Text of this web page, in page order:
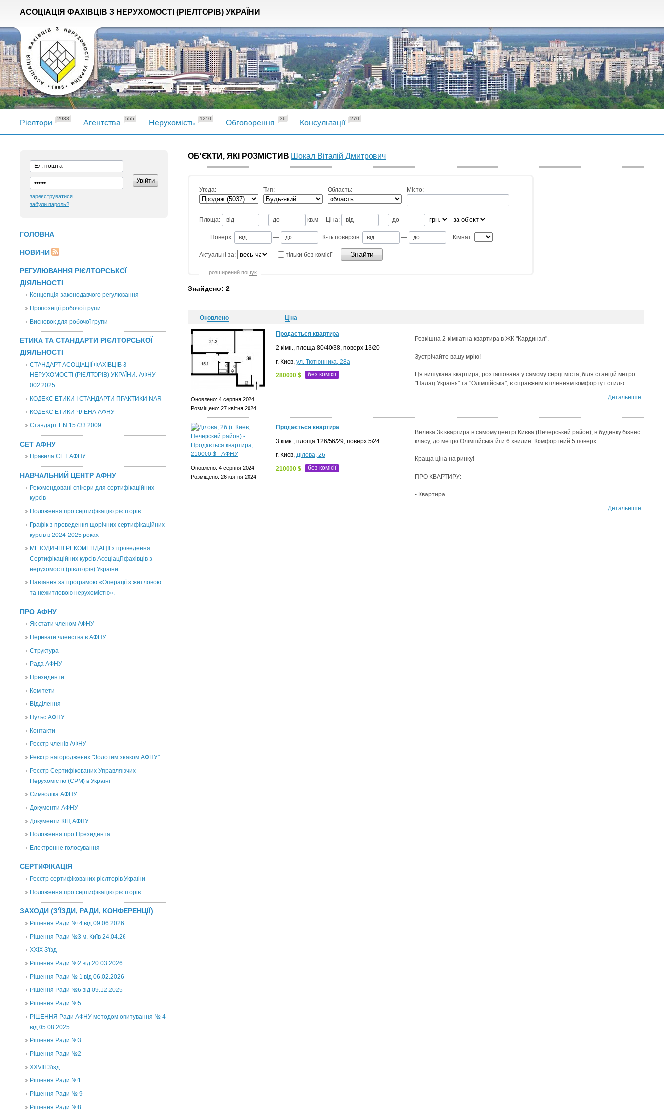
АСОЦІАЦІЯ ФАХІВЦІВ З НЕРУХОМОСТІ (РІЕЛТОРІВ) УКРАЇНИ
Ріелтори
2933
Агентства
555
Нерухомість
1210
Обговорення
36
Консультації
270
зареєструватися
забули пароль?
ГОЛОВНА
НОВИНИ
РЕГУЛЮВАННЯ РІЄЛТОРСЬКОЇ
ДІЯЛЬНОСТІ
Концепція законодавчого регулювання
Пропозиції робочої групи
Висновок для робочої групи
ЕТИКА ТА СТАНДАРТИ РІЄЛТОРСЬКОЇ
ДІЯЛЬНОСТІ
СТАНДАРТ АСОЦІАЦІЇ ФАХІВЦІВ З
НЕРУХОМОСТІ (РІЄЛТОРІВ) УКРАЇНИ. АФНУ
002:2025
КОДЕКС ЕТИКИ І СТАНДАРТИ ПРАКТИКИ NAR
КОДЕКС ЕТИКИ ЧЛЕНА АФНУ
Стандарт EN 15733:2009
СЕТ АФНУ
Правила СЕТ АФНУ
НАВЧАЛЬНИЙ ЦЕНТР АФНУ
Рекомендовані спікери для сертифікаційних
курсів
Положення про сертифікацію рієлторів
Графік з проведення щорічних сертифікаційних
курсів в 2024-2025 роках
МЕТОДИЧНІ РЕКОМЕНДАЦІЇ з проведення
Сертифікаційних курсів Асоціації фахівців з
нерухомості (рієлторів) України
Навчання за програмою «Операції з житловою
та нежитловою нерухомістю».
ПРО АФНУ
Як стати членом АФНУ
Переваги членства в АФНУ
Структура
Рада АФНУ
Президенти
Комітети
Відділення
Пульс АФНУ
Контакти
Реєстр членів АФНУ
Реєстр нагороджених "Золотим знаком АФНУ"
Реєстр Сертифікованих Управляючих
Нерухомістю (CPM) в Україні
Символіка АФНУ
Документи АФНУ
Документи КІЦ АФНУ
Положення про Президента
Електронне голосування
СЕРТИФІКАЦІЯ
Реєстр сертифікованих рієлторів України
Положення про сертифікацію рієлторів
ЗАХОДИ (З'ЇЗДИ, РАДИ, КОНФЕРЕНЦІЇ)
Рішення Ради № 4 від 09.06.2026
Рішення Ради №3 м. Київ 24.04.26
XXІХ З'їзд
Рішення Ради №2 від 20.03.2026
Рішення Ради № 1 від 06.02.2026
Рішення Ради №6 від 09.12.2025
Рішення Ради №5
РІШЕННЯ Ради АФНУ методом опитування № 4
від 05.08.2025
Рішення Ради №3
Рішення Ради №2
XXVIII З'їзд
Рішення Ради №1
Рішення Ради № 9
Рішення Ради №8
ОБ'ЄКТИ, ЯКІ РОЗМІСТИВ Шокал Віталій Дмитрович
Угода: Тип: Область: Місто:
Площа: — кв.м Ціна: —
Поверх: — К-ть поверхів: — Кімнат:
Актуальні за: тільки без комісії
розширений пошук
Знайдено: 2
Оновлено Ціна
Оновлено: 4 серпня 2024
Розміщено: 27 квітня 2024
Продається квартира
2 кімн., площа 80/40/38, поверх 13/20
г. Киев, ул. Тютюнника, 28а
280000 $
без комісії
Розкішна 2-кімнатна квартира в ЖК "Кардинал".
Зустрічайте вашу мрію!
Ця вишукана квартира, розташована у самому серці міста, біля станцій метро
"Палац Україна" та "Олімпійська", є справжнім втіленням комфорту і стилю.…
Детальніше
Оновлено: 4 серпня 2024
Розміщено: 26 квітня 2024
Продається квартира
3 кімн., площа 126/56/29, поверх 5/24
г. Киев, Ділова, 2б
210000 $
без комісії
Велика 3к квартира в самому центрі Києва (Печерський район), в будинку бізнес
класу, до метро Олімпійська йти 6 хвилин. Комфортний 5 поверх.
Краща ціна на ринку!
ПРО КВАРТИРУ:
- Квартира…
Детальніше